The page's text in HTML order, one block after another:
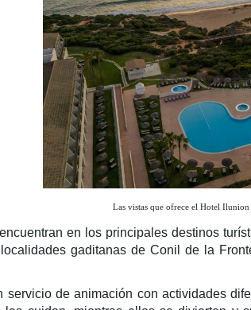
Las vistas que ofrece el Hotel
en los principales destinos
gaditanas de Conil de la
servicio de animación con actividades